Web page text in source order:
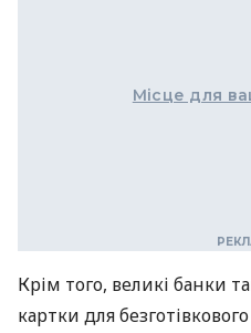
Місце для
Крім того, великі банки
картки для